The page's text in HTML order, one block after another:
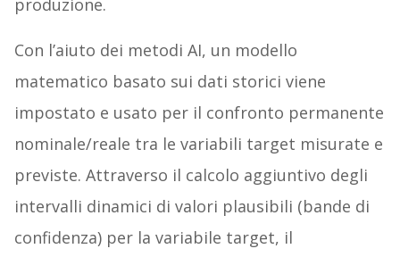
produzione.
Con l’aiuto dei metodi AI, un modello
matematico basato sui dati storici viene
impostato e usato per il confronto permanente
nominale/reale tra le variabili target misurate e
previste. Attraverso il calcolo aggiuntivo degli
intervalli dinamici di valori plausibili (bande di
confidenza) per la variabile target, il